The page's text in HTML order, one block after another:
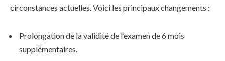
circonstances actuelles. Voici les principaux changements :
Prolongation de la validité de l’examen de 6 mois
supplémentaires.